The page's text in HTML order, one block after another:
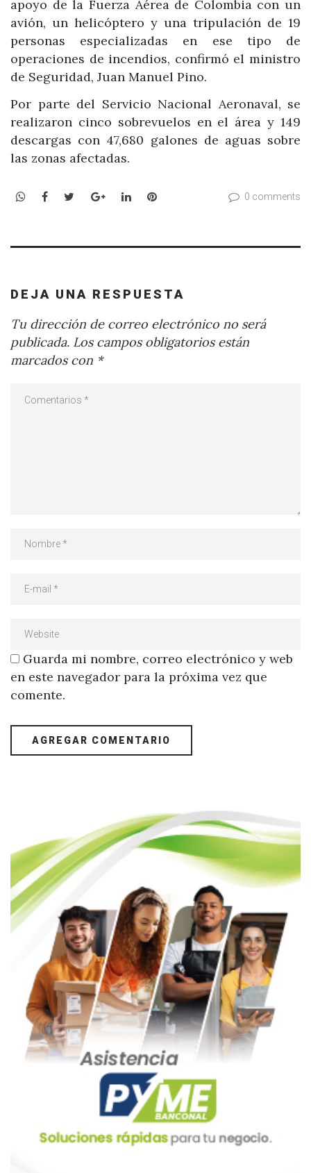
apoyo de la Fuerza Aérea de Colombia con un
avión, un helicóptero y una tripulación de 19
personas especializadas en ese tipo de
operaciones de incendios, confirmó el ministro
de Seguridad, Juan Manuel Pino.
Por parte del Servicio Nacional Aeronaval, se
realizaron cinco sobrevuelos en el área y 149
descargas con 47,680 galones de aguas sobre
las zonas afectadas.
WhatsApp
Facebook
TwitterGoogle+LinkedInPinterest 0 comments
DEJA UNA RESPUESTA
Tu dirección de correo electrónico no será
publicada. Los campos obligatorios están
marcados con *
Guarda mi nombre, correo electrónico y web
en este navegador para la próxima vez que
comente.